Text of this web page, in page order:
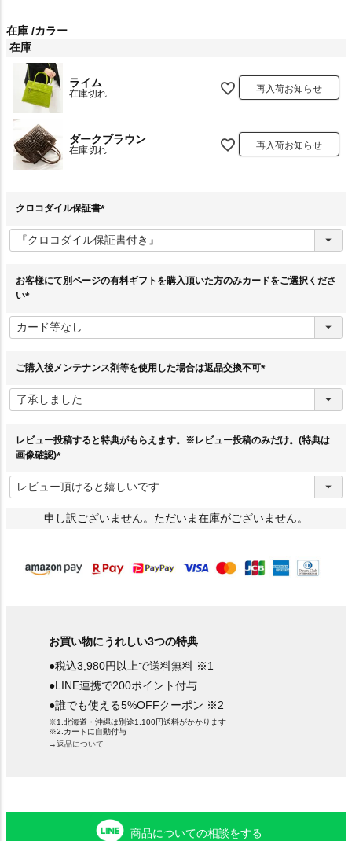
在庫 カラー
在庫
ライム
在庫切れ 再入荷お知らせ
ダークブラウン
在庫切れ 再入荷お知らせ
クロコダイル保証書
必
須
お客様にて別ページの有料ギフトを購入頂いた方のみカードをご選択くださ
い
必
須
ご購入後メンテナンス剤等を使用した場合は返品交換不可
須
レビュー投稿すると特典がもらえます。※レビュー投稿のみだけ。(特典は
画像確認)
必
須
)
申し訳ございません。ただいま在庫がございません。
お買い物にうれしい3つの特典
●税込3,980円以上で送料無料 ※1
●LINE連携で200ポイント付与
●誰でも使える5%OFFクーポン ※2
※1.北海道・沖縄は別途1,100円送料がかかります
※2.カートに自動付与
→返品について
商品についての相談をする